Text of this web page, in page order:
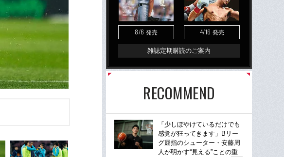
8/6 発売 4/16 発売
雑誌定期購読のご案内
RECOMMEND
「少しぼやけているだけでも
感覚が狂ってきます」Bリー
グ屈指のシューター・安藤周
人が明かす“見える”ことの重